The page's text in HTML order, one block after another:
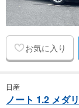
お気に入り
日産
ノート 1.2 メダ